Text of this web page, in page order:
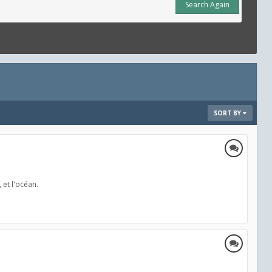
Search Again
SORT BY
et l'océan.